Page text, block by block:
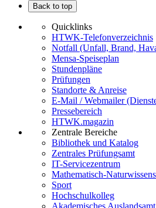
Back to top
Quicklinks
HTWK-Telefonverzeichnis
Notfall (Unfall, Brand,
Mensa-Speiseplan
Stundenpläne
Prüfungen
Standorte & Anreise
E-Mail / Webmailer
Pressebereich
HTWK.magazin
Zentrale Bereiche
Bibliothek und Katalog
Zentrales Prüfungsamt
IT-Servicezentrum
Mathematisch-
Sport
Hochschulkolleg
Akademisches Auslandsamt